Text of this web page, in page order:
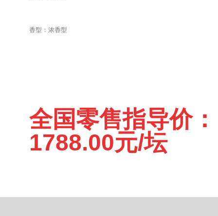
香型：浓香型
全国零售指导价：
1788.00元/坛